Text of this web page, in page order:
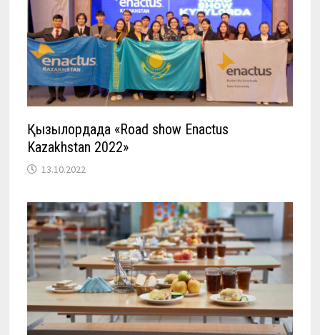
Қызылордада «Road show Enactus
Kazakhstan 2022»
13.10.2022